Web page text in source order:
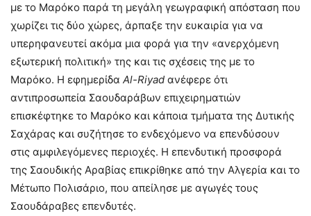
με το Μαρόκο παρά τη μεγάλη γεωγραφική απόσταση που
χωρίζει τις δύο χώρες, άρπαξε την ευκαιρία για να
υπερηφανευτεί ακόμα μια φορά για την «ανερχόμενη
εξωτερική πολιτική» της και τις σχέσεις της με το
Μαρόκο. Η εφημερίδα Al-Riyad ανέφερε ότι
αντιπροσωπεία Σαουδαράβων επιχειρηματιών
επισκέφτηκε το Μαρόκο και κάποια τμήματα της Δυτικής
Σαχάρας και συζήτησε το ενδεχόμενο να επενδύσουν
στις αμφιλεγόμενες περιοχές. Η επενδυτική προσφορά
της Σαουδικής Αραβίας επικρίθηκε από την Αλγερία και το
Μέτωπο Πολισάριο, που απείλησε με αγωγές τους
Σαουδάραβες επενδυτές.